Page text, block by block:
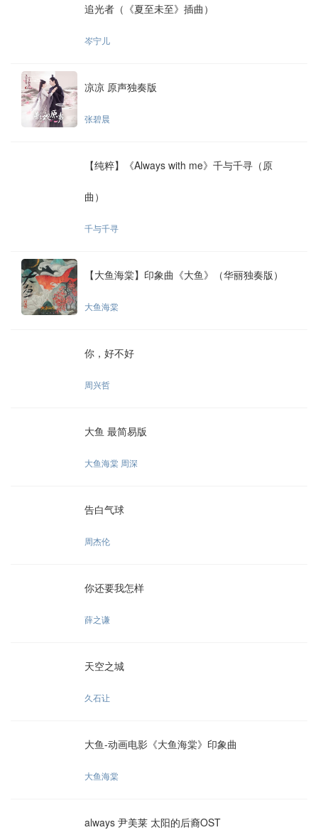
追光者（《夏至未至》插曲）
岑宁儿
凉凉 原声独奏版
张碧晨
【纯粹】《Always with me》千与千寻（原
曲）
千与千寻
【大鱼海棠】印象曲《大鱼》（华丽独奏版）
大鱼海棠
你，好不好
周兴哲
大鱼 最简易版
大鱼海棠 周深
告白气球
周杰伦
你还要我怎样
薛之谦
天空之城
久石让
大鱼-动画电影《大鱼海棠》印象曲
大鱼海棠
always 尹美莱 太阳的后裔OST